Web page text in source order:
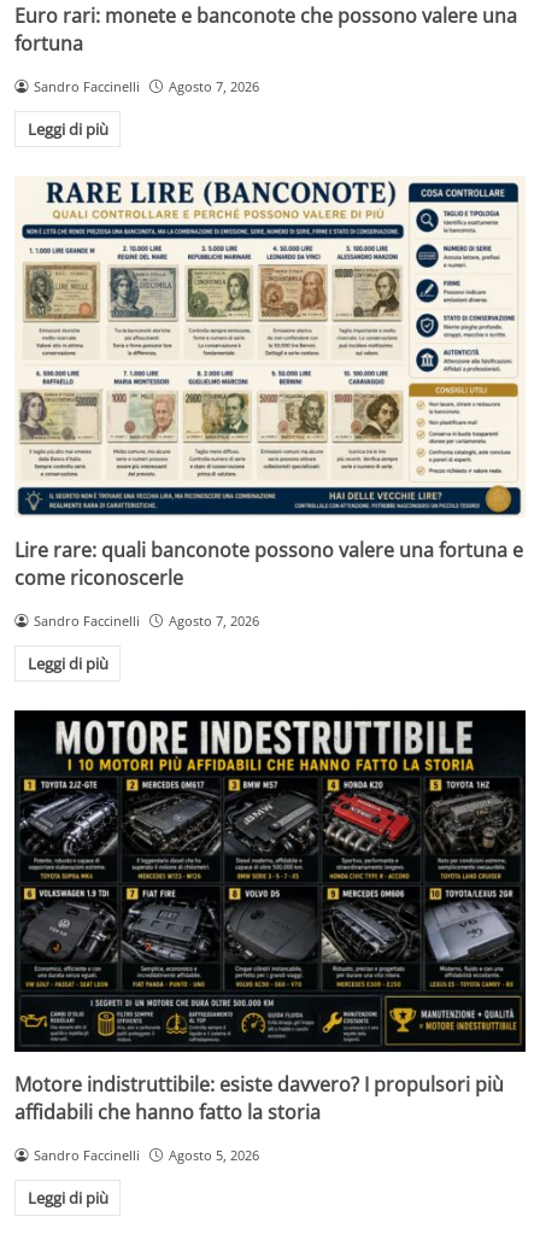
Euro rari: monete e banconote che possono valere una
fortuna
Sandro Faccinelli Agosto 7, 2026
Leggi di più
Lire rare: quali banconote possono valere una fortuna e
come riconoscerle
Sandro Faccinelli Agosto 7, 2026
Leggi di più
Motore indistruttibile: esiste davvero? I propulsori più
affidabili che hanno fatto la storia
Sandro Faccinelli Agosto 5, 2026
Leggi di più